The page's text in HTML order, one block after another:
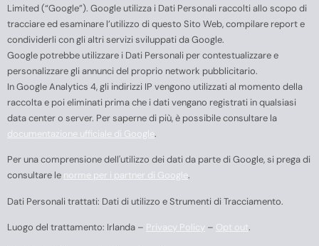
Limited (“Google”). Google utilizza i Dati Personali raccolti allo scopo di
tracciare ed esaminare l’utilizzo di questo Sito Web, compilare report e
condividerli con gli altri servizi sviluppati da Google.
Google potrebbe utilizzare i Dati Personali per contestualizzare e
personalizzare gli annunci del proprio network pubblicitario.
In Google Analytics 4, gli indirizzi IP vengono utilizzati al momento della
raccolta e poi eliminati prima che i dati vengano registrati in qualsiasi
data center o server. Per saperne di più, è possibile consultare la
documentazione ufficiale di Google.
Per una comprensione dell'utilizzo dei dati da parte di Google, si prega di
consultare le norme per i partner di Google.
Dati Personali trattati: Dati di utilizzo e Strumenti di Tracciamento.
Luogo del trattamento: Irlanda – Privacy Policy – Opt out.